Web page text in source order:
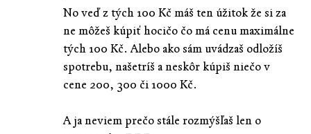
No veď z tých 100 Kč máš ten úžitok že si za
ne môžeš kúpiť hocičo čo má cenu maximálne
tých 100 Kč. Alebo ako sám uvádzaš odložíš
spotrebu, našetríš a neskôr kúpiš niečo v
cene 200, 300 či 1000 Kč.
A ja neviem prečo stále rozmýšľaš len o